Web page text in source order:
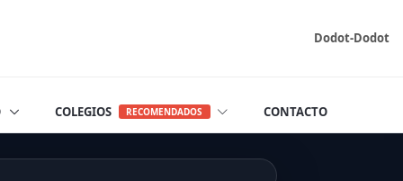
Dodot-Dodot
COLEGIOS RECOMENDADOS CONTACTO